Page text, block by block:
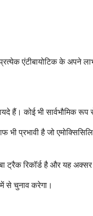
एंटीबायोटिक के अपने
हैं। कोई भी सार्वभौमिक
भी प्रभावी है जो
रिकॉर्ड है और यह
से चुनाव करेगा।